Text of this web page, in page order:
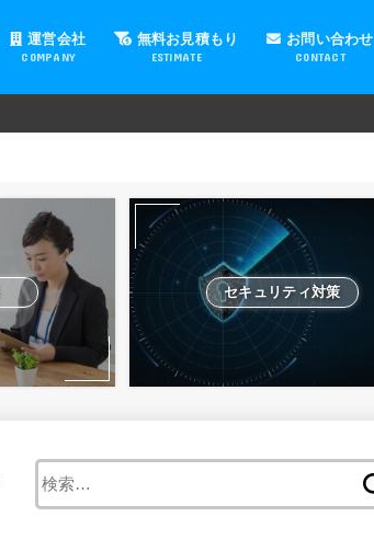
運営会社
COMPANY
無料お見積もり
ESTIMATE
お問い合わせ
CONTACT
セキュリティ対策